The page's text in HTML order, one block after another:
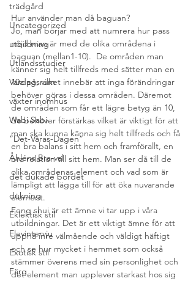
trädgård
Uncategorized
utbildning
Utlandsstudier
Vardagsrum
växter inomhus
Wabi Sabi
”Det-Våras-Dagen”
Åhléns Bra-val
det dukade bordet
dukning
Eklektisk stil
Elevintervju
Exotisk stil
Färg
Hur använder man då baguan?
Jo, man börjar med att numrera hur pass
nöjd man är med de olika områdena i
baguan (mellan1-10).  De områden man
känner sig helt tillfreds med sätter man en
10a på, vilket innebär att inga förändringar
behöver göras i dessa områden. Däremot
de områden som får ett lägre betyg än 10,
de behöver förstärkas vilket är viktigt för att
man ska kunna känna sig helt tillfreds och få
en bra balans i sitt hem och framförallt, en
bra relation till sitt hem. Man ser då till de
olika områdenas element och vad som är
lämpligt att lägga till för att öka nuvarande
element.
Feng shui är ett ämne vi tar upp i våra
utbildningar. Det är ett viktigt ämne för att
uppnå inre välmående och väldigt häftigt
och se hur mycket i hemmet som också
stämmer överens med sin personlighet och
det element man upplever starkast hos sig